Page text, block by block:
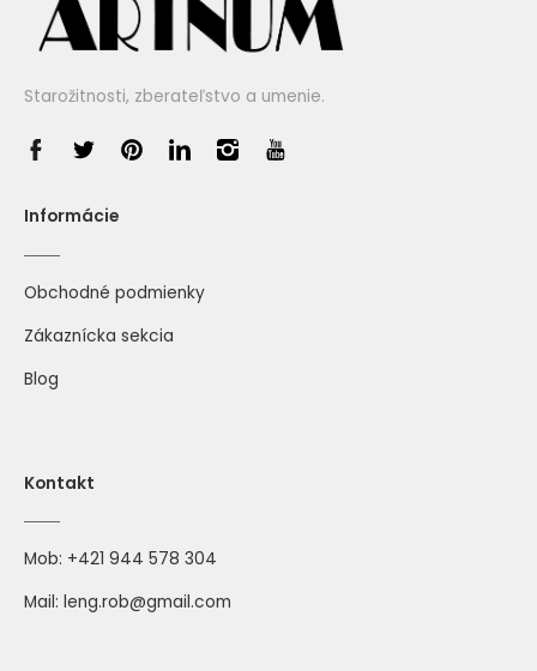
Starožitnosti, zberateľstvo a umenie.
Informácie
Obchodné podmienky
Zákaznícka sekcia
Blog
Kontakt
Mob: +421 944 578 304
Mail: leng.rob@gmail.com